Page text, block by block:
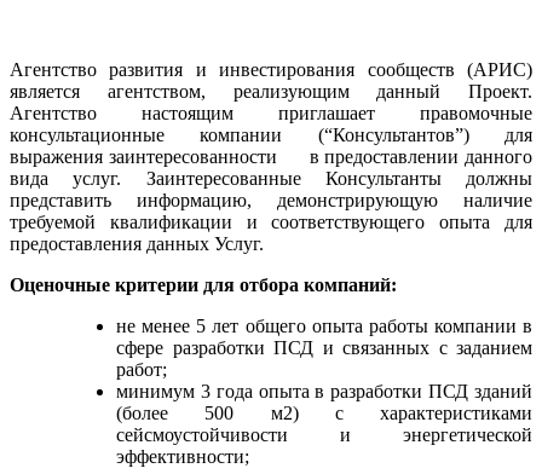
Агентство развития и инвестирования сообществ (АРИС)
является агентством, реализующимданный Проект.
Агентство настоящим приглашает правомочные
консультационные компании (“Консультантов”) для
выражения заинтересованности в предоставлении данного
вида услуг. Заинтересованные Консультанты должны
представить информацию, демонстрирующую наличие
требуемой квалификации и соответствующего опыта для
предоставления данных Услуг.
Оценочные критерии для отбора компаний:
не менее 5 лет общего опыта работы компании в
сфере разработки ПСД и связанных с заданием
работ;
минимум 3 года опыта в разработки ПСД зданий
(более 500 м2) с характеристиками
сейсмоустойчивости и энергетической
эффективности;